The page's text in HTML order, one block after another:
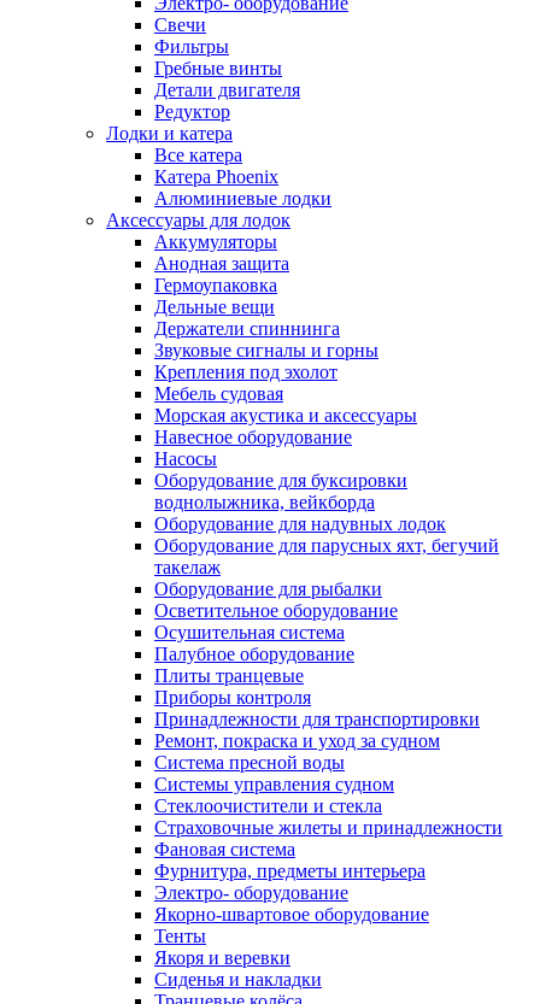
Свечи
Фильтры
Гребные винты
Детали двигателя
Редуктор
Лодки и катера
Все катера
Катера Phoenix
Алюминиевые лодки
Аксессуары для лодок
Аккумуляторы
Анодная защита
Гермоупаковка
Дельные вещи
Держатели спиннинга
Звуковые сигналы и горны
Крепления под эхолот
Мебель судовая
Морская акустика и аксессуары
Навесное оборудование
Насосы
Оборудование для буксировки
воднолыжника, вейкборда
Оборудование для надувных лодок
Оборудование для парусных яхт, бегучий
такелаж
Оборудование для рыбалки
Осветительное оборудование
Осушительная система
Палубное оборудование
Плиты транцевые
Приборы контроля
Принадлежности для транспортировки
Ремонт, покраска и уход за судном
Система пресной воды
Системы управления судном
Стеклоочистители и стекла
Страховочные жилеты и принадлежности
Фановая система
Фурнитура, предметы интерьера
Электро- оборудование
Якорно-швартовое оборудование
Тенты
Якоря и веревки
Сиденья и накладки